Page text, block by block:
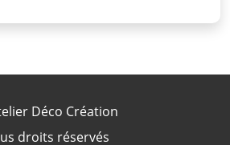
Déco Création
droits réservés